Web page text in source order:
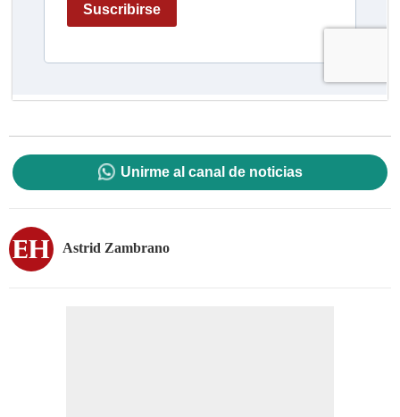
Unirme al canal de noticias
Astrid Zambrano